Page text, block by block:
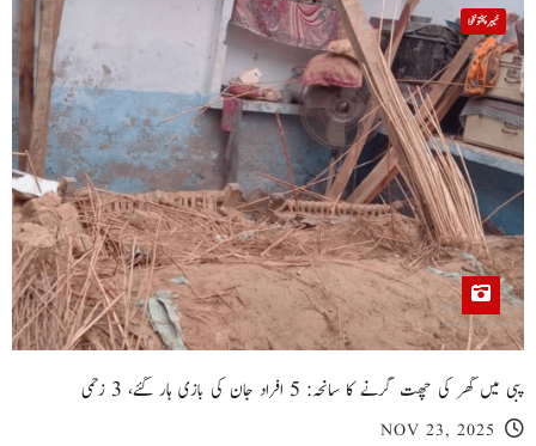
خیبر پختونخوا
پبی میں گھر کی چھت گرنے کا سانحہ: 5 افراد جان کی بازی ہار گئے، 3 زخمی
NOV 23, 2025